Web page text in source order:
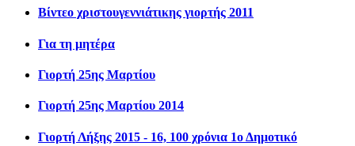
Βίντεο χριστουγεννιάτικης γιορτής 2011
Για τη μητέρα
Γιορτή 25ης Μαρτίου
Γιορτή 25ης Μαρτίου 2014
Γιορτή Λήξης 2015 - 16, 100 χρόνια 1ο Δημοτικό